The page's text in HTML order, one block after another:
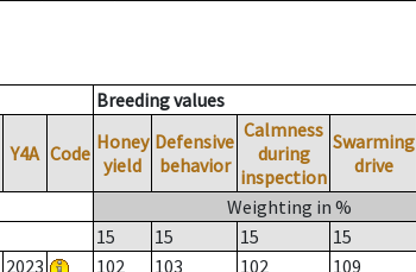
Breeding values
Y4A Code Honey
yield
Defensive
behavior
Calmness
during
inspection
Swarming
drive
Weighting in %
15
15 15 15
2023 102 103 102 109